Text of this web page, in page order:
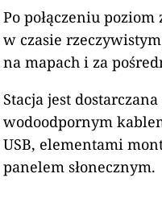
Po połączeniu
w czasie
na mapach i za
Stacja jest
wodoodpornym
USB, elementami
panelem słonecznym.